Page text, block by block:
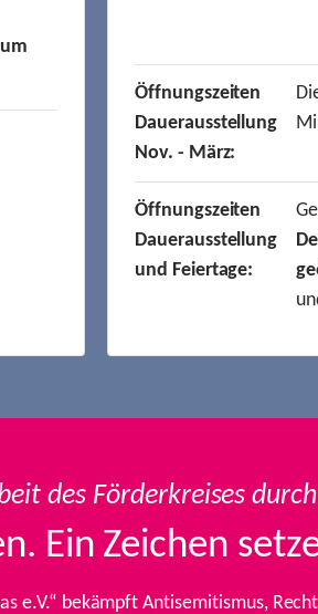
Öffnungszeiten
Dauerausstellung
Nov. - März:
Öffnungszeiten
Dauerausstellung
und Feiertage:
des Förderkreises
Ein Zeichen
e.V.“ bekämpft Antisemitismus,